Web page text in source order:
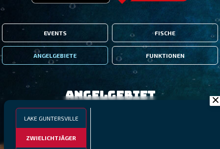
EVENTS FISCHE
ANGELGEBIETE FUNKTIONEN
LAKE GUNTERSVILLE
ZWIELICHTJÄGER
Angelgebiet